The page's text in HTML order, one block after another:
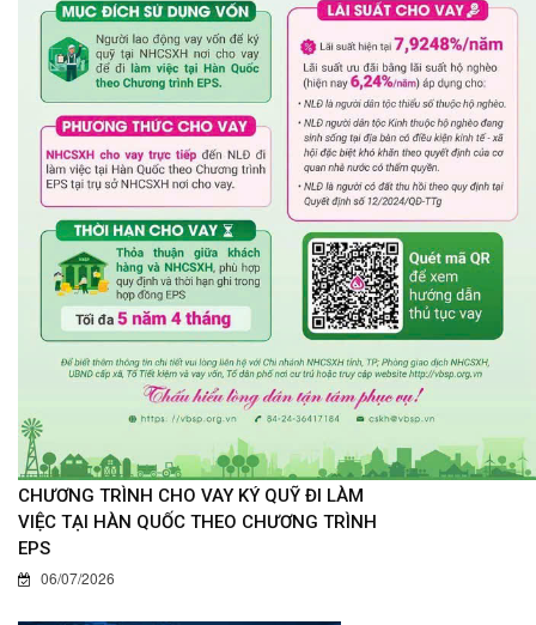
CHƯƠNG TRÌNH CHO VAY KÝ QUỸ ĐI LÀM
VIỆC TẠI HÀN QUỐC THEO CHƯƠNG TRÌNH
EPS
06/07/2026